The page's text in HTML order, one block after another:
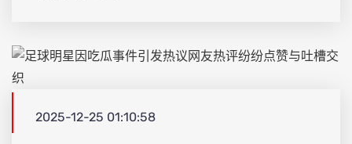
2025-12-25 01:10:58